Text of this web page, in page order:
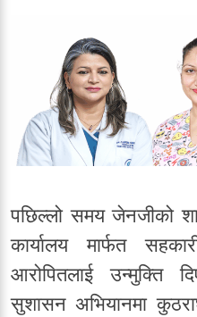
पछिल्लो समय जेनजीको
कार्यालय मार्फत
आरोपितलाई उन्मुक्ति
सुशासन अभियानमा